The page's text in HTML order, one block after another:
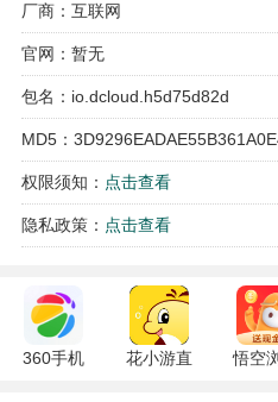
6.兼容有痕、无痕两种阅卷模
有独创的有痕迹阅卷模式(手写
厂商：互联网
官网：暂无
包名：io.dcloud.h5d75d82d
MD5：
权限须知： 点击查看
隐私政策： 点击查看
360手机
花小游直
悟空